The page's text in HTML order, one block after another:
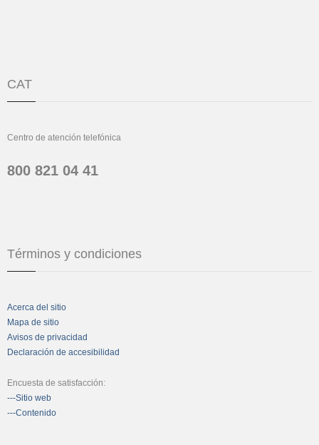
CAT
Centro de atención telefónica
800 821 04 41
Términos y condiciones
Acerca del sitio
Mapa de sitio
Avisos de privacidad
Declaración de accesibilidad
Encuesta de satisfacción:
---Sitio web
---Contenido